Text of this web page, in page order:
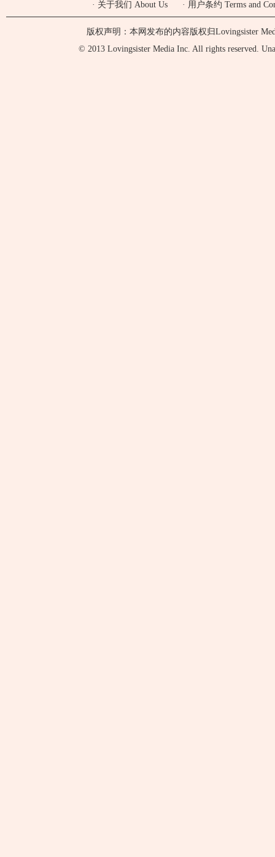
· 关于我们 About Us · 用户条约 Terms and
版权声明：本网发布的内容版权归Lovingsister
© 2013 Lovingsister Media Inc. All rights reserved.